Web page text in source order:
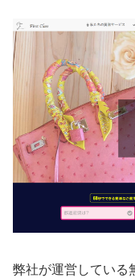
弊社が運営している